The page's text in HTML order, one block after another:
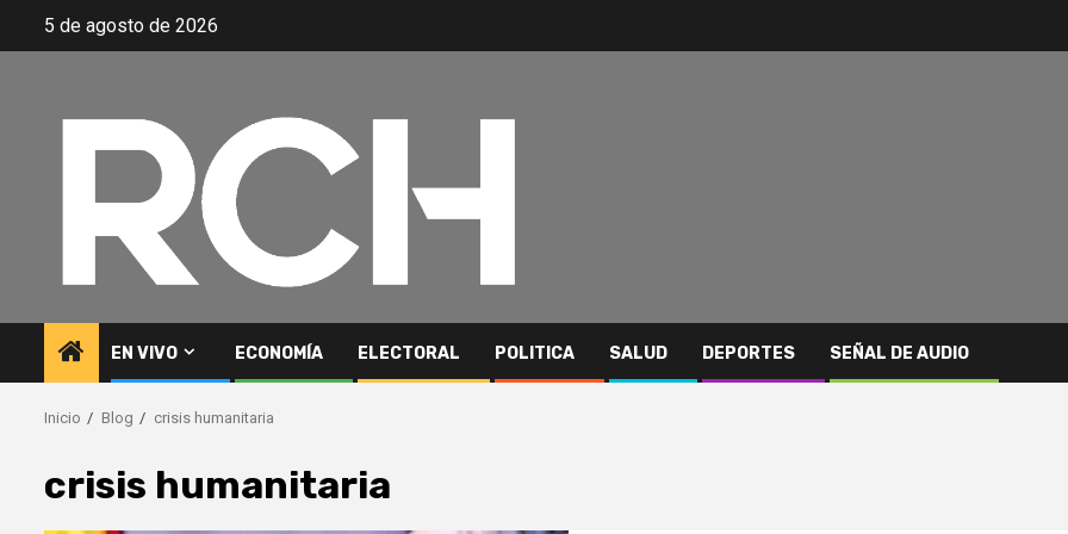
5 de agosto de 2026
EN VIVO ECONOMÍA ELECTORAL POLITICA SALUD DEPORTES SEÑAL DE AUDIO
Inicio Blog crisis humanitaria
crisis humanitaria